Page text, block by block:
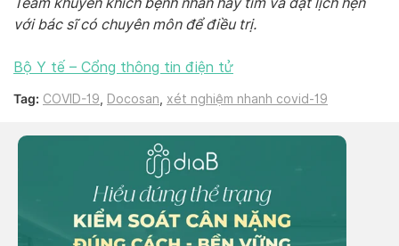
với bác sĩ có chuyên môn để điều trị.
Bộ Y tế – Cổng thông tin điện tử
Tag: COVID-19 Docosan xét nghiệm nhanh covid-19